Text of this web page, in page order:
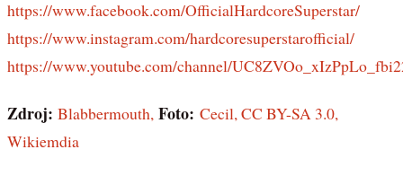
https://www.facebook.com/OfficialHardcoreSuperstar/
https://www.instagram.com/hardcoresuperstarofficial/
https://www.youtube.com/channel/
Zdroj: Blabbermouth, Foto: Cecil, CC BY-SA 3.0,
Wikiemdia